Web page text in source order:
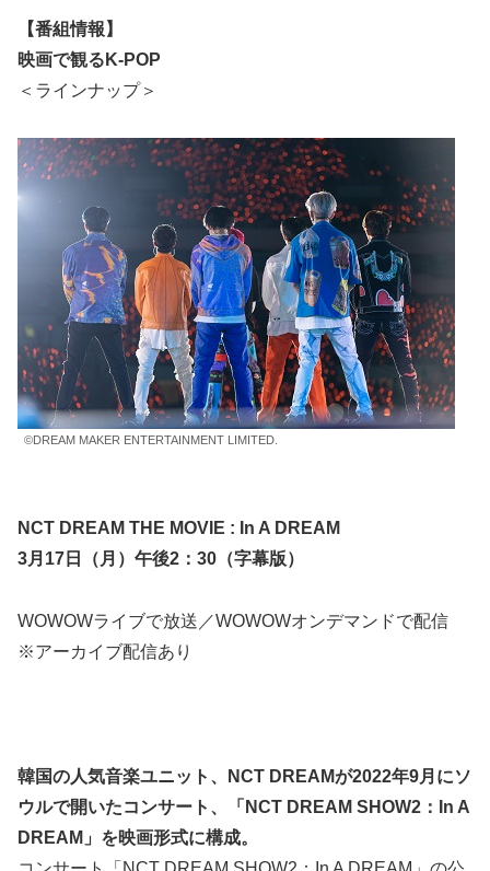
【番組情報】
映画で観るK-POP
＜ラインナップ＞
©DREAM MAKER ENTERTAINMENT LIMITED.
NCT DREAM THE MOVIE : In A DREAM
3月17日（月）午後2：30（字幕版）
WOWOWライブで放送／WOWOWオンデマンドで配信
※アーカイブ配信あり
韓国の人気音楽ユニット、NCT DREAMが2022年9月にソ
ウルで開いたコンサート、「NCT DREAM SHOW2：In A
DREAM」を映画形式に構成。